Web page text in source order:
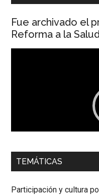
Fue archivado el
Reforma a la Salud
00:00
Dra. Carolina Corcho
TEMÁTICAS
Participación y cultura